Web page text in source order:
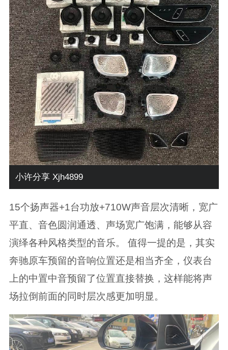
小许分享 Xjh4899
15个扬声器+1台功放+710W声音层次清晰，宽广
平直、音色圆润通透、声场宽广饱满，能够从容
演绎各种风格类型的音乐。 值得一提的是，其实
奔驰原车预留的音响位置还是相当齐全，仪表台
上的中置中音预留了位置直接替换，这样能将声
场拉倒前面的同时层次感更加明显。